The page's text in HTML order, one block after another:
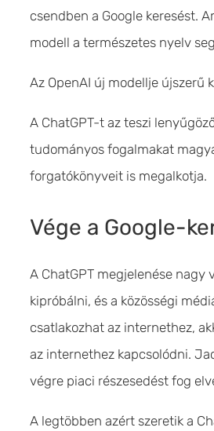
csendben a Google keresést.
modell a természetes nyelv
Az OpenAI új modellje újszerű
A ChatGPT-t az teszi
tudományos fogalmakat
forgatókönyveit is megalkotja.
Vége a Google-
A ChatGPT megjelenése nagy
kipróbálni, és a közösségi
csatlakozhat az internethez,
az internethez kapcsolódni.
végre piaci részesedést fog
A legtöbben azért szeretik a